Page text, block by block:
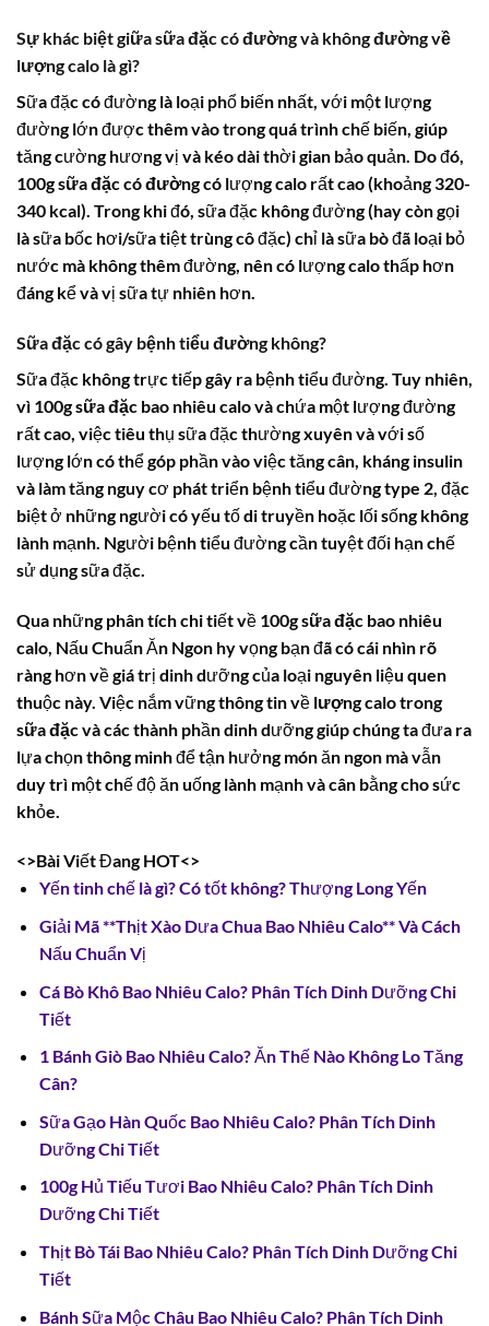
Sự khác biệt giữa sữa đặc có đường và không đường về
lượng calo là gì?
Sữa đặc có đường là loại phổ biến nhất, với một lượng
đường lớn được thêm vào trong quá trình chế biến, giúp
tăng cường hương vị và kéo dài thời gian bảo quản. Do đó,
100g sữa đặc có đườngcó lượng calo rất cao (khoảng 320-
340 kcal). Trong khi đó, sữa đặc không đường (hay còn gọi
là sữa bốc hơi/sữa tiệt trùng cô đặc) chỉ là sữa bò đã loại bỏ
nước mà không thêm đường, nên có lượng calo thấp hơn
đáng kể và vị sữa tự nhiên hơn.
Sữa đặc có gây bệnh tiểu đường không?
Sữa đặc không trực tiếp gây ra bệnh tiểu đường. Tuy nhiên,
vì 100g sữa đặc bao nhiêu calovà chứa một lượng đường
rất cao, việc tiêu thụ sữa đặc thường xuyên và với số
lượng lớn có thể góp phần vào việc tăng cân, kháng insulin
và làm tăng nguy cơ phát triển bệnh tiểu đường type 2, đặc
biệt ở những người có yếu tố di truyền hoặc lối sống không
lành mạnh. Người bệnh tiểu đường cần tuyệt đối hạn chế
sử dụng sữa đặc.
Qua những phân tích chi tiết về 100g sữa đặc bao nhiêu
calo , Nấu Chuẩn Ăn Ngon hy vọng bạn đã có cái nhìn rõ
ràng hơn về giá trị dinh dưỡng của loại nguyên liệu quen
thuộc này. Việc nắm vững thông tin về lượng calo trong
sữa đặcvà các thành phần dinh dưỡng giúp chúng ta đưa ra
lựa chọn thông minh để tận hưởng món ăn ngon mà vẫn
duy trì một chế độ ăn uống lành mạnh và cân bằng cho sức
khỏe.
<>Bài Viết Đang HOT<>
Yến tinh chế là gì? Có tốt không? Thượng Long Yến
Giải Mã **Thịt Xào Dưa Chua Bao Nhiêu Calo** Và Cách
Nấu Chuẩn Vị
Cá Bò Khô Bao Nhiêu Calo? Phân Tích Dinh Dưỡng Chi
Tiết
1 Bánh Giò Bao Nhiêu Calo? Ăn Thế Nào Không Lo Tăng
Cân?
Sữa Gạo Hàn Quốc Bao Nhiêu Calo? Phân Tích Dinh
Dưỡng Chi Tiết
100g Hủ Tiếu Tươi Bao Nhiêu Calo? Phân Tích Dinh
Dưỡng Chi Tiết
Thịt Bò Tái Bao Nhiêu Calo? Phân Tích Dinh Dưỡng Chi
Tiết
Bánh Sữa Mộc Châu Bao Nhiêu Calo? Phân Tích Dinh